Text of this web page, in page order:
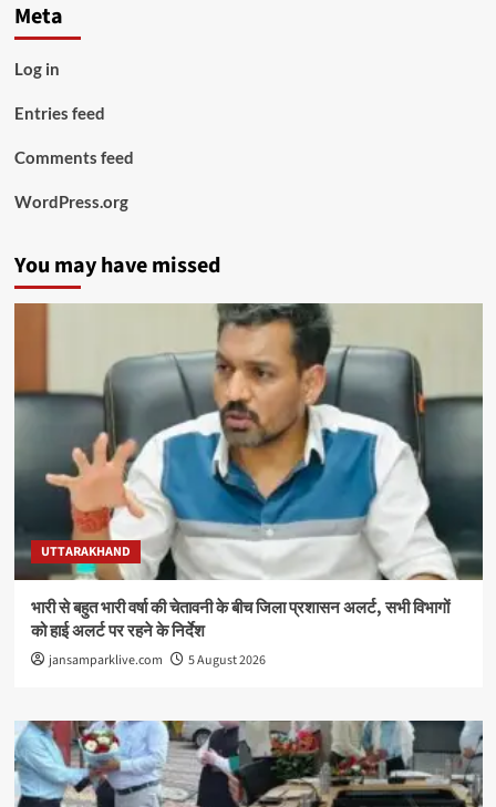
Meta
Log in
Entries feed
Comments feed
WordPress.org
You may have missed
UTTARAKHAND
भारी से बहुत भारी वर्षा की चेतावनी के बीच जिला प्रशासन अलर्ट, सभी विभागों
को हाई अलर्ट पर रहने के निर्देश
jansamparklive.com 5 August 2026